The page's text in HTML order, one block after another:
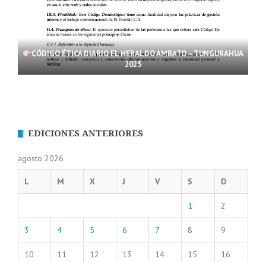
CÓDIGO ÉTICA DIARIO EL HERALDO AMBATO – TUNGURAHUA
2025
EDICIONES ANTERIORES
agosto 2026
L M X J V S D
1 2
3 4 5 6 7 8 9
10 11 12 13 14 15 16